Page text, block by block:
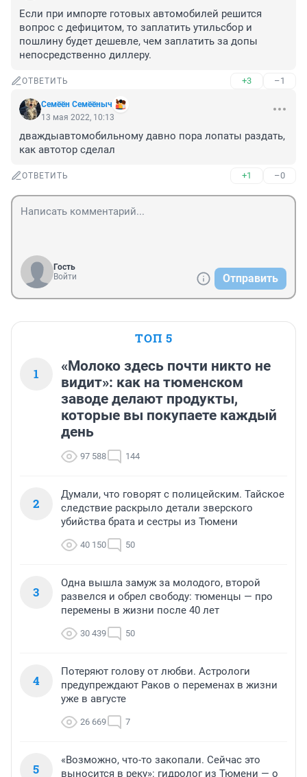
Если при импорте готовых автомобилей решится
вопрос с дефицитом, то заплатить утильсбор и
пошлину будет дешевле, чем заплатить за допы
непосредственно диллеру.
ОТВЕТИТЬ +3 –1
Семёён Семёёныч
13 мая 2022, 10:13
дваждыавтомобильному давно пора лопаты раздать,
как автотор сделал
ОТВЕТИТЬ +1 –0
Гость
Войти
Отправить
ТОП 5
1
«Молоко здесь почти никто не
видит»: как на тюменском
заводе делают продукты,
которые вы покупаете каждый
день
97 588 144
2
Думали, что говорят с полицейским. Тайское
следствие раскрыло детали зверского
убийства брата и сестры из Тюмени
40 150 50
3
Одна вышла замуж за молодого, второй
развелся и обрел свободу: тюменцы — про
перемены в жизни после 40 лет
30 439 50
4
Потеряют голову от любви. Астрологи
предупреждают Раков о переменах в жизни
уже в августе
26 669 7
5
«Возможно, что-то закопали. Сейчас это
выносится в реку»: гидролог из Тюмени — о